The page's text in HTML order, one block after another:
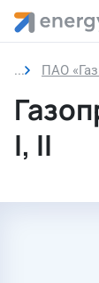
ПАО
I, II